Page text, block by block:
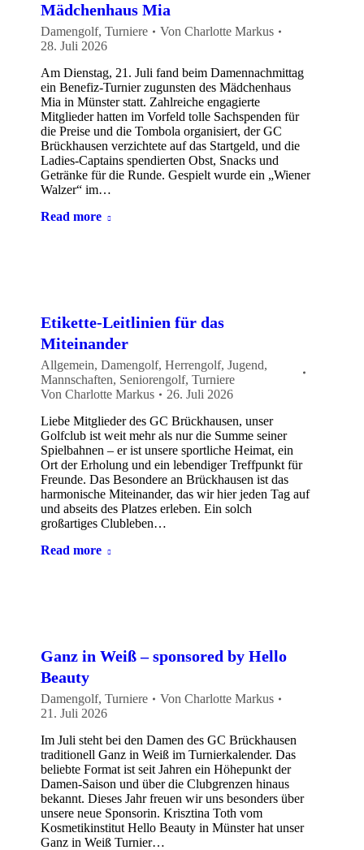
Mädchenhaus Mia
Damengolf, Turniere Von Charlotte Markus
28. Juli 2026
Am Dienstag, 21. Juli fand beim Damennachmittag
ein Benefiz-Turnier zugunsten des Mädchenhaus
Mia in Münster statt. Zahlreiche engagierte
Mitglieder hatten im Vorfeld tolle Sachspenden für
die Preise und die Tombola organisiert, der GC
Brückhausen verzichtete auf das Startgeld, und die
Ladies-Captains spendierten Obst, Snacks und
Getränke für die Runde. Gespielt wurde ein „Wiener
Walzer“ im…
Read more
Etikette-Leitlinien für das
Miteinander
Allgemein, Damengolf, Herrengolf, Jugend,
Mannschaften, Seniorengolf, Turniere
Von Charlotte Markus
26. Juli 2026
Liebe Mitglieder des GC Brückhausen, unser
Golfclub ist weit mehr als nur die Summe seiner
Spielbahnen – er ist unsere sportliche Heimat, ein
Ort der Erholung und ein lebendiger Treffpunkt für
Freunde. Das Besondere an Brückhausen ist das
harmonische Miteinander, das wir hier jeden Tag auf
und abseits des Platzes erleben. Ein solch
großartiges Clubleben…
Read more
Ganz in Weiß – sponsored by Hello
Beauty
Damengolf, Turniere Von Charlotte Markus
21. Juli 2026
Im Juli steht bei den Damen des GC Brückhausen
traditionell Ganz in Weiß im Turnierkalender. Das
beliebte Format ist seit Jahren ein Höhepunkt der
Damen-Saison und über die Clubgrenzen hinaus
bekannt. Dieses Jahr freuen wir uns besonders über
unsere neue Sponsorin. Krisztina Toth vom
Kosmetikinstitut Hello Beauty in Münster hat unser
Ganz in Weiß Turnier…